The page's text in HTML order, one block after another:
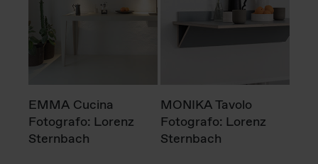
EMMA Cucina
Fotografo: Lorenz
Sternbach
MONIKA Tavolo
Fotografo: Lorenz
Sternbach